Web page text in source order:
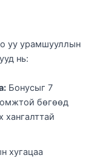
уу урамшууллын
нь:
Бонусыг 7
бөгөөд
хангалттай
хугацаа